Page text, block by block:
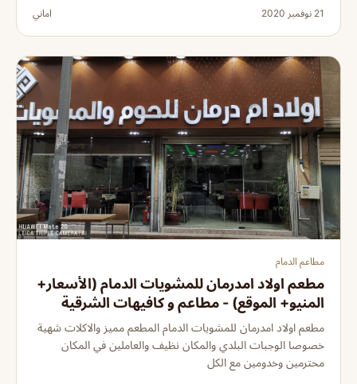
21 نوفمبر 2020 اماني
مطاعم الدمام
مطعم اولاد امدرمان للمشويات الدمام (الأسعار+
المنيو+ الموقع) - مطاعم و كافيهات الشرقية
مطعم اولاد امدرمان للمشويات الدمام المطعم مميز والاكلات شهية
خصوصا الوجبات البلدي والمكان نظيف والعاملين في المكان
محترمين وخدومين مع الكل